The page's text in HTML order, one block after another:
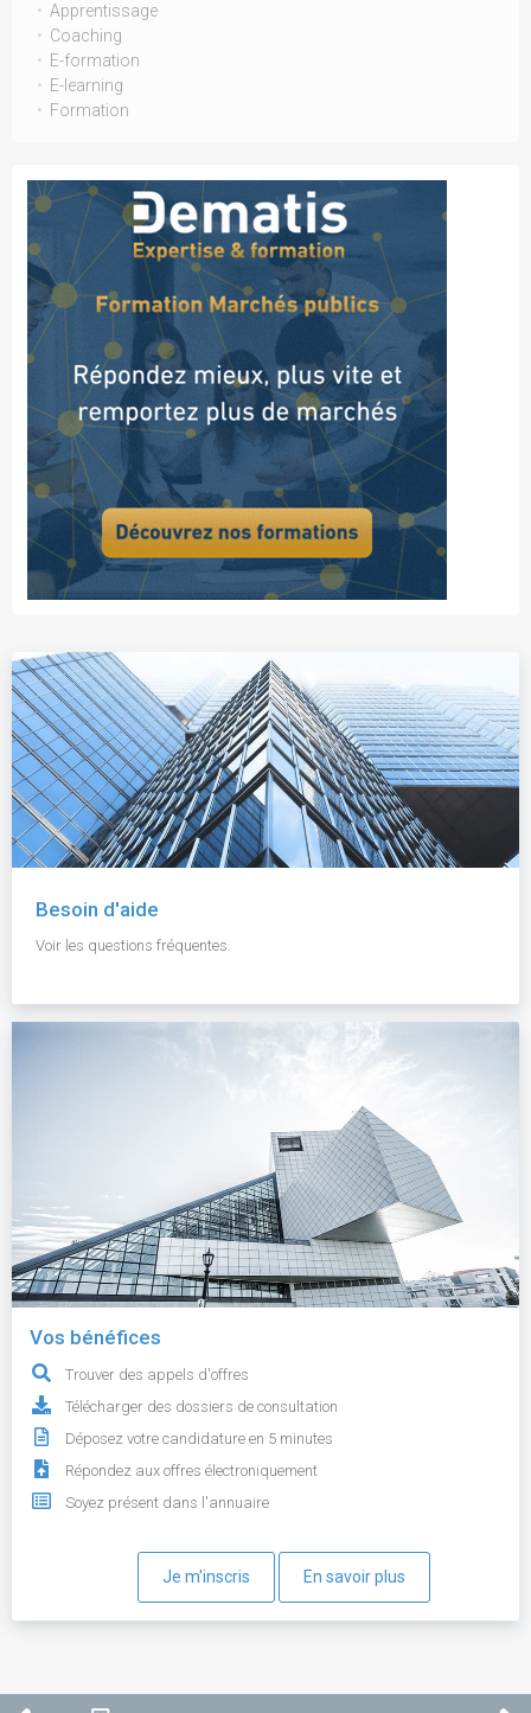
Apprentissage
Coaching
E-formation
E-learning
Formation
Besoin d'aide
Voir les questions fréquentes.
Vos bénéfices
Trouver des appels d'offres
Télécharger des dossiers de consultation
Déposez votre candidature en 5 minutes
Répondez aux offres électroniquement
Soyez présent dans l'annuaire
Je m'inscris En savoir plus